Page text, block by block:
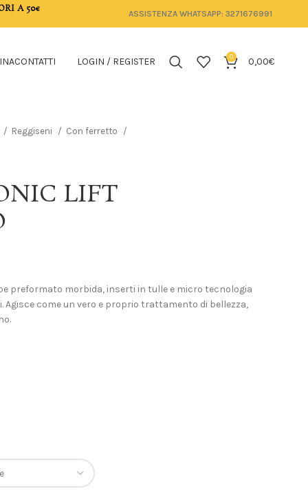
A 50€ ASSISTENZA WHATSAPP: 3271676991
CONTATTI LOGIN / REGISTER 0 0,00€
Reggiseni
Con ferretto
LIFT
preformato morbida, inserti in tulle e micro tecnologia
Agisce come un vero e proprio trattamento di bellezza,